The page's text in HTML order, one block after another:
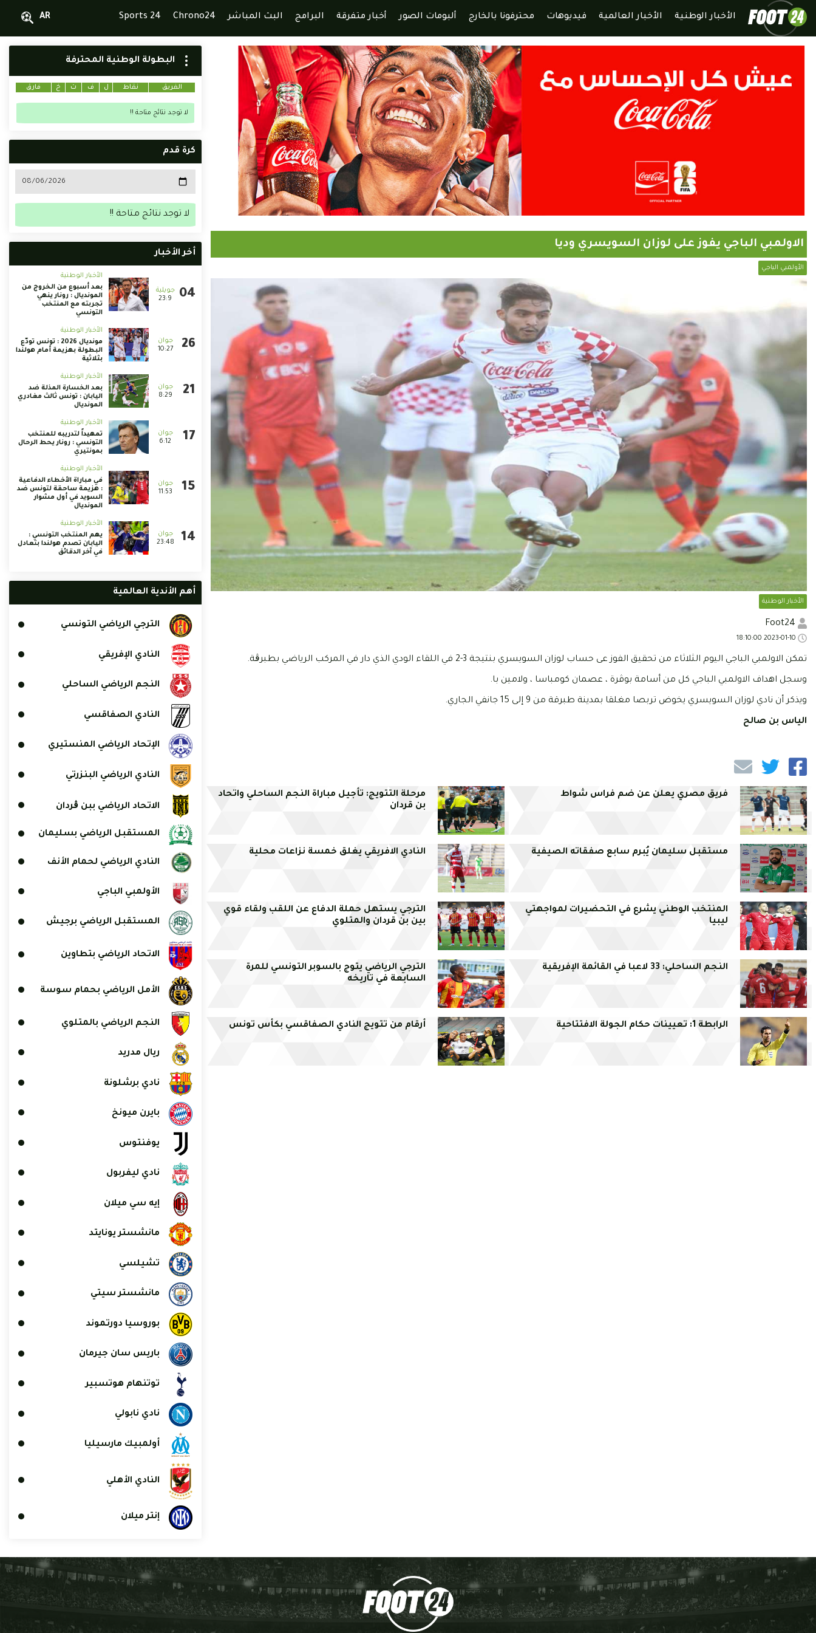
الأخبار الوطنية الأخبار العالمية فيديوهات محترفونا بالخارج ألبومات الصور أخبار متفرقة البرامج البث المباشر Chrono24
Sports 24
AR
الاولمبي الباجي يفوز على لوزان السويسري وديا
الأولمبي الباجي
الأخبار الوطنية
تمكن الاولمبي الباجي اليوم الثلاثاء من تحقيق الفوز عى حساب لوزان السويسري بنتيجة 3-2 في اللقاء الودي الذي دار في المركب الرياضي بطبرڨة.
وسجل اهداف الاولمبي الباجي كل من أسامة بوڤرة ، عصمان كومباسا ، ولامين با.
ويذكر أن نادي لوزان السويسري يخوض تربصا مغلقا بمدينة طبرقة من 9 إلى 15 جانفي الجاري.
الياس بن صالح
فريق مصري يعلن عن ضم فراس شواط
مرحلة التتويج: تأجيل مباراة النجم الساحلي واتحاد
بن قردان
مستقبل سليمان يُبرم سابع صفقاته الصيفية النادي الافريقي يغلق خمسة نزاعات محلية
المنتخب الوطني يشرع في التحضيرات لمواجهتي
ليبيا
الترجي يستهل حملة الدفاع عن اللقب ولقاء قوي
بين بن قردان والمتلوي
النجم الساحلي: 33 لاعبا في القائمة الإفريقية
الترجي الرياضي يتوج بالسوبر التونسي للمرة
السابعة في تاريخه
الرابطة 1: تعيينات حكام الجولة الافتتاحية أرقام من تتويج النادي الصفاقسي بكأس تونس
البطولة الوطنية المحترفة
الفريق نقاط ل ف ت خ فارق
لا توجد نتائج متاحة !!
كرة قدم
لا توجد نتائج متاحة !!
أخر الأخبار
23:9
الأخبار الوطنية
بعد أسبوع من الخروج من
المونديال : رونار ينهي
تجربته مع المنتخب
التونسي
10:27
الأخبار الوطنية
مونديال 2026 : تونس تودّع
البطولة بهزيمة أمام هولندا
بثلاثية
8:29
الأخبار الوطنية
بعد الخسارة المذلة ضد
اليابان : تونس ثالث مغادري
المونديال
6:12
الأخبار الوطنية
تمهيداً لتدريبه للمنتخب
التونسي : رونار يحط الرحال
بمونتيري
11:53
الأخبار الوطنية
في مباراة الأخطاء الدفاعية
: هزيمة ساحقة لتونس ضد
السويد في أول مشوار
المونديال
23:48
الأخبار الوطنية
يهم المنتخب التونسي :
اليابان تصدم هولندا بتعادل
في آخر الدقائق
أهم الأندية العالمية
الترجي الرياضي التونسي
النادي الإفريقي
النجم الرياضي الساحلي
النادي الصفاقسي
الإتحاد الرياضي المنستيري
النادي الرياضي البنزرتي
الاتحاد الرياضي ببن ڨردان
المستقبل الرياضي بسليمان
النادي الرياضي لحمام الأنف
الأولمبي الباجي
المستقبل الرياضي برجيش
الاتحاد الرياضي بتطاوين
الأمل الرياضي بحمام سوسة
النجم الرياضي بالمتلوي
ريال مدريد
نادي برشلونة
بايرن ميونخ
يوفنتوس
نادي ليفربول
إيه سي ميلان
مانشستر يونايتد
تشيلسي
مانشستر سيتي
بوروسيا دورتموند
باريس سان جيرمان
توتنهام هوتسبير
نادي نابولي
أولمبيك مارسيليا
النادي الأهلي
إنتر ميلان